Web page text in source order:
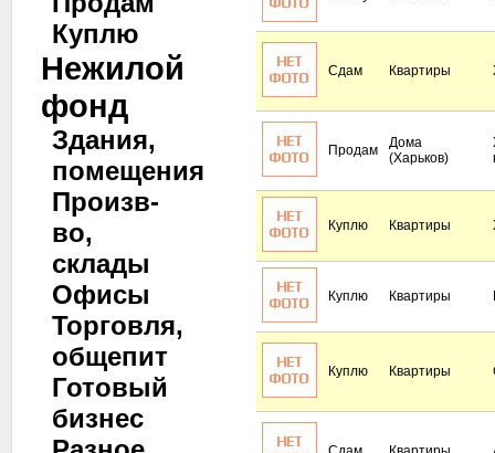
Куплю
Нежилой
фонд
Здания,
помещения
Произв-
во,
склады
Офисы
Торговля,
общепит
Готовый
бизнес
Сдам Квартиры
Продам
Дома
(Харьков)
Куплю Квартиры
Куплю Квартиры
Куплю Квартиры